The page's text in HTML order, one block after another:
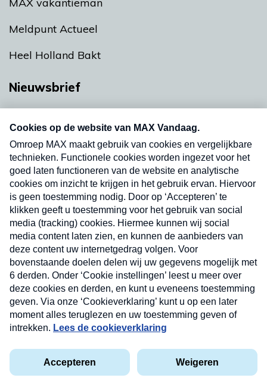
Meldpunt Actueel
Heel Holland Bakt
Nieuwsbrief
nieuwsbrief. Elke vrijdag- en dinsdagochtend in
uw mailbox.
Verzend
Privacyverklaring
Cookieverklaring
Kwetsbaarheid melden
Nieuwsbrief
Neem hier een gratis abonnement op onze
nieuwsbrief. Elke vrijdag- en dinsdagochtend in uw